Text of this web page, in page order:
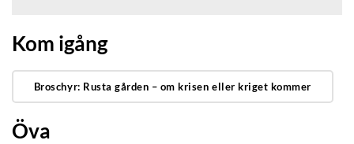
Kom igång
Broschyr: Rusta gården – om krisen eller kriget kommer
Öva